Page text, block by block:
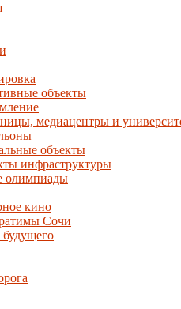
объекты
медиацентры и
объекты
инфраструктуры
олимпиады
кино
Сочи